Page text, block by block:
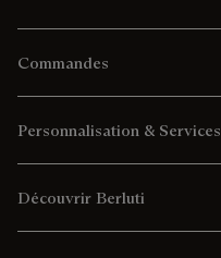
Commandes
Personnalisation & Services
Découvrir Berluti